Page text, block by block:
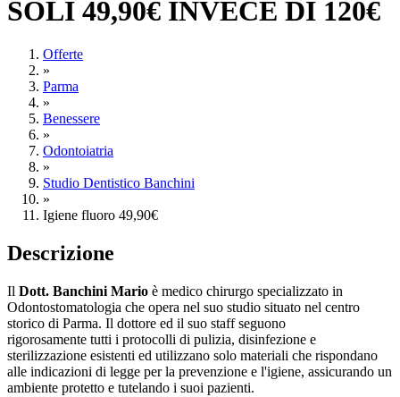
SOLI 49,90€ INVECE DI 120€
Offerte
»
Parma
»
Benessere
»
Odontoiatria
»
Studio Dentistico Banchini
»
Igiene fluoro 49,90€
Descrizione
Il Dott. Banchini Mario è medico chirurgo specializzato in
Odontostomatologia che opera nel suo studio situato nel centro
storico di Parma. Il dottore ed il suo staff seguono
rigorosamente tutti i protocolli di pulizia, disinfezione e
sterilizzazione esistenti ed utilizzano solo materiali che rispondano
alle indicazioni di legge per la prevenzione e l'igiene, assicurando un
ambiente protetto e tutelando i suoi pazienti.